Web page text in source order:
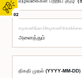
02
சமூகமளித்தார்/சமூகமளிக்கவில்லை
திகதி முதல் (YYYY-MM-DD)